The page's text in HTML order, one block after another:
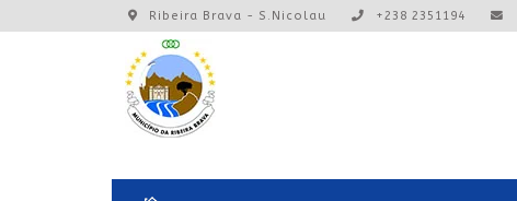
Ribeira Brava - S.Nicolau +238 2351194